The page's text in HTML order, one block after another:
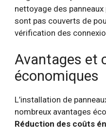
nettoyage des panneaux
sont pas couverts de
vérification des
Avantages et
économiques
L’installation de
nombreux avantages
Réduction des coûts